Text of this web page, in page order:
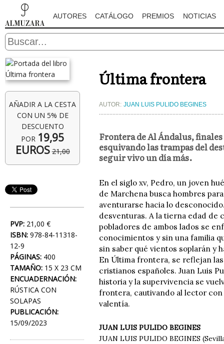
AUTORES CATÁLOGO PREMIOS NOTICIAS
AÑADIR A LA CESTA
CON UN 5% DE
DESCUENTO
POR 19,95
EUROS 21,00
PVP: 21,00 €
ISBN: 978-84-11318-
12-9
PÁGINAS: 400
TAMAÑO: 15 X 23 CM
ENCUADERNACIÓN:
RÚSTICA CON
SOLAPAS
PUBLICACIÓN:
15/09/2023
Última frontera
AUTOR: JUAN LUIS PULIDO BEGINES
Frontera de Al Ándalus,
esquivando las trampas del
seguir vivo un día más.
En el siglo xv, Pedro, un joven
de Marchena busca hombres
aventurarse hacia lo
desventuras. A la tierna edad de
pobladores de ambos lados se
conocimientos y sin una familia
sin saber qué vientos soplarán y
En Última frontera, se reflejan
cristianos españoles. Juan Luis
historia y la supervivencia se
frontera, cautivando al lector
valentía.
JUAN LUIS PULIDO BEGINES
JUAN LUIS PULIDO BEGINES